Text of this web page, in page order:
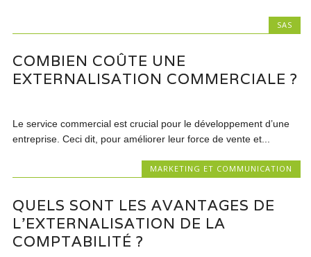
SAS
COMBIEN COÛTE UNE
EXTERNALISATION COMMERCIALE ?
Le service commercial est crucial pour le développement d’une
entreprise. Ceci dit, pour améliorer leur force de vente et...
MARKETING ET COMMUNICATION
QUELS SONT LES AVANTAGES DE
L’EXTERNALISATION DE LA
COMPTABILITÉ ?